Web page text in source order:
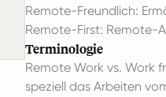
Remote-Freundlich:
Remote-First: Remote-
Terminologie
Remote Work vs. Work
speziell das Arbeiten